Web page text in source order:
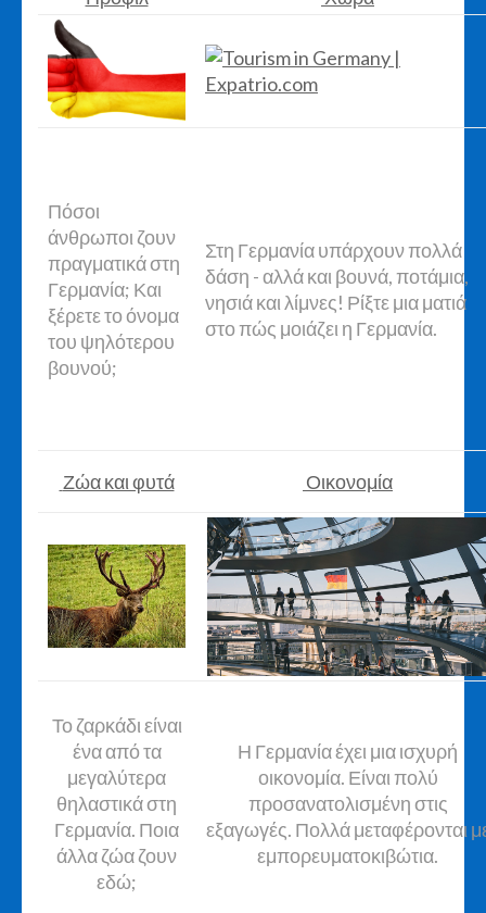
Πόσοι
άνθρωποι ζουν
πραγματικά στη
Γερμανία; Και
ξέρετε το όνομα
του ψηλότερου
βουνού;
Στη Γερμανία υπάρχουν πολλά
δάση - αλλά και βουνά, ποτάμια,
νησιά και λίμνες! Ρίξτε μια ματιά
στο πώς μοιάζει η Γερμανία.
Ζώα και φυτά Οικονομία
Το ζαρκάδι είναι
ένα από τα
μεγαλύτερα
θηλαστικά στη
Γερμανία. Ποια
άλλα ζώα ζουν
εδώ;
Η Γερμανία έχει μια ισχυρή
οικονομία. Είναι πολύ
προσανατολισμένη στις
εξαγωγές. Πολλά μεταφέρονται
εμπορευματοκιβώτια.